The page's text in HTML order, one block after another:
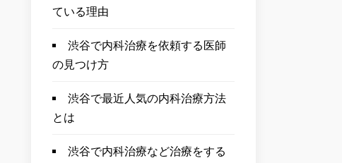
ている理由
渋谷で内科治療を依頼する医師
の見つけ方
渋谷で最近人気の内科治療方法
とは
渋谷で内科治療など治療をする